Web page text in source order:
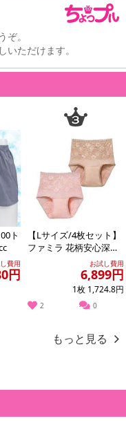
。
ただけます。
ト
費用
円
【Lサイズ/4枚セット】
ファミラ 花柄安心深ば
お試し費用
6,899円
1枚 1,724.8円
2 0
もっと見る